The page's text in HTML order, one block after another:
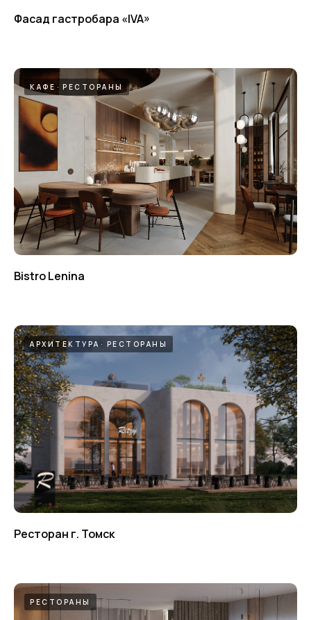
Фасад гастробара «IVA»
КАФЕ РЕСТОРАНЫ
Bistro Lenina
АРХИТЕКТУРА РЕСТОРАНЫ
Ресторан г. Томск
РЕСТОРАНЫ